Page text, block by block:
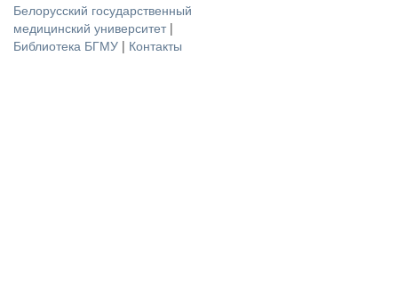
Белорусский государственный
медицинский университет |
Библиотека БГМУ | Контакты